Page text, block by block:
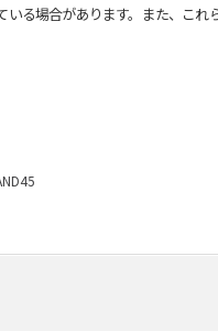
場合があります。また、これ